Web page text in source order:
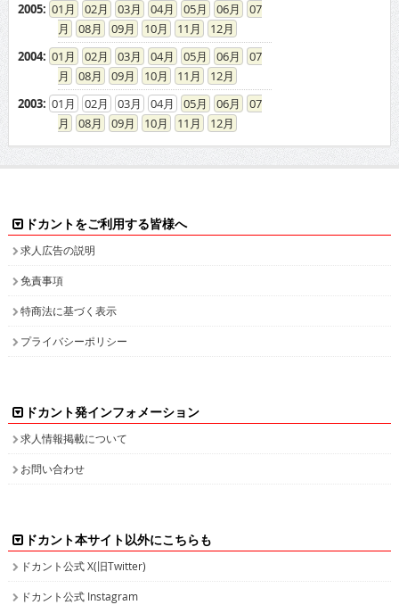
2005: 01 02 03 04 05 06
07
08
09 10 11
12
2004: 01 02 03 04 05 06
07
08
09 10 11
12
2003: 01 02 03 04 05 06
07
08
09 10 11 12
ドカントをご利用する皆様へ
求人広告の説明
免責事項
特商法に基づく表示
プライバシーポリシー
ドカント発インフォメーション
求人情報掲載について
お問い合わせ
ドカント本サイト以外にこちらも
ドカント公式 X(旧Twitter)
ドカント公式 Instagram